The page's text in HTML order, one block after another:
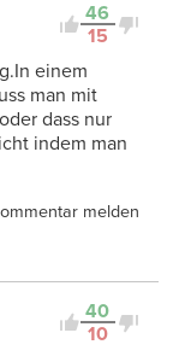
46
15
einem
man mit
dass nur
indem man
melden
40
10